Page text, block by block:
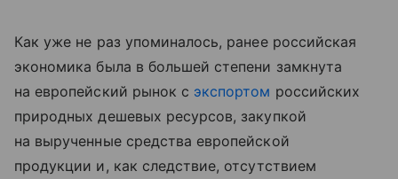
Как уже не раз упоминалось, ранее российская
экономика была в большей степени замкнута
на европейский рынок с экспортом российских
природных дешевых ресурсов, закупкой
на вырученные средства европейской
продукции и, как следствие, отсутствием